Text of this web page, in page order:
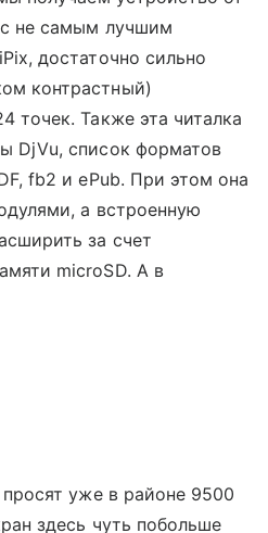
с не самым лучшим
достаточно сильно
контрастный)
точек. Также эта читалка
DjVu, список форматов
fb2 и ePub. При этом она
а встроенную
за счет
microSD. А в
просят уже в районе 9500
здесь чуть побольше